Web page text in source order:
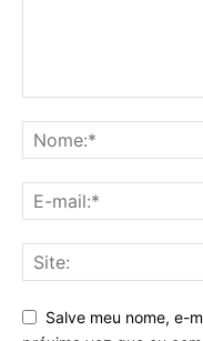
Salve meu nome, e-